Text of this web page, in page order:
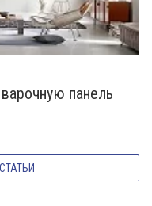
панель